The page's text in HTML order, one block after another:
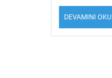
DEVAMINI OKU